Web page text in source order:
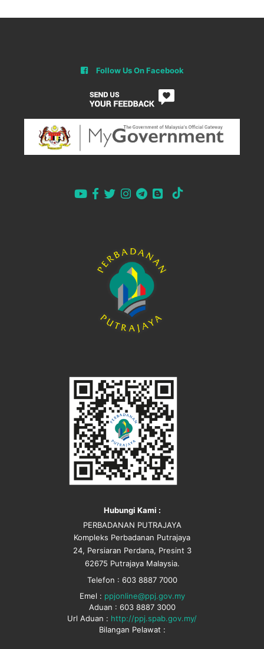
Follow Us On Facebook
Hubungi Kami :
PERBADANAN PUTRAJAYA
Kompleks Perbadanan Putrajaya
24, Persiaran Perdana, Presint 3
62675 Putrajaya Malaysia.
Telefon : 603 8887 7000
Emel : ppjonline@ppj.gov.my
Aduan : 603 8887 3000
Url Aduan : http://ppj.spab.gov.my/
Bilangan Pelawat :